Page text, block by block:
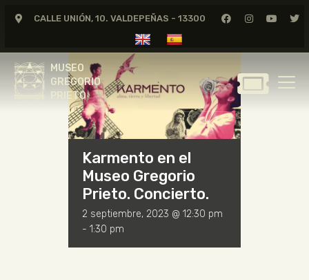
CALLE UNIÓN, 10. VALDEPEÑAS - 13300
MUSEO
GREGORIO
PRIETO
MUSEO
GREGORIO
PRIETO
GREGORIO PRIETO
MUSEO
ARCHIVO
CERTAMEN DE DIBUJO
FUNDACIÓN
TIENDA
NOTICIAS
Karmento en el
Museo Gregorio
Prieto. Concierto.
2 septiembre, 2023 @ 12:30 pm
- 1:30 pm